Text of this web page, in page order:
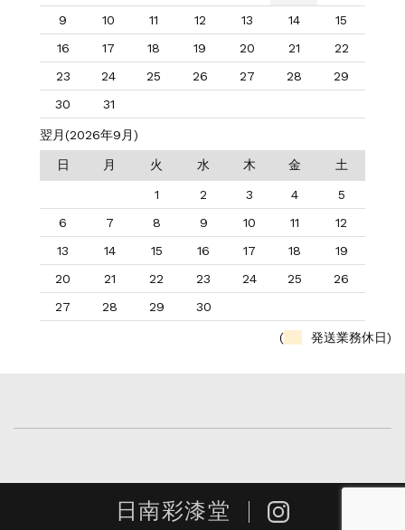
9
10 11 12 13 14
15
16
17 18 19 20 21
22
23
24 25 26 27 28
29
30
31
翌月(2026年9月)
日 月 火 水 木 金 土
1 2 3 4
5
6
7 8 9 10 11
12
13
14 15 16 17 18
19
20
21 22 23 24 25
26
27
28 29 30
( 発送業務休日)
日南彩漆堂